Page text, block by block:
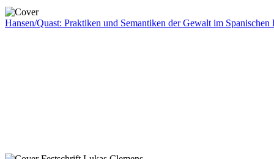
Hansen/Quast: Praktiken und Semantiken der Gewalt im Spanischen